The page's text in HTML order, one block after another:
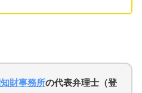
財事務所の代表弁理士（登